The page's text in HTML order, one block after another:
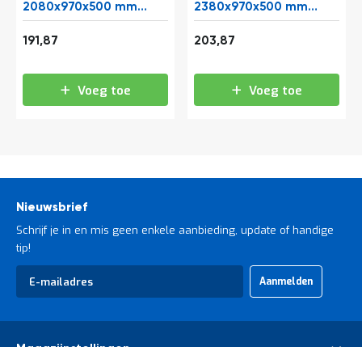
2080x970x500 mm
(hxbxd) 5 niveaus
beginsectie
Vanaf
191,87
Voeg toe
2380x970x500 mm
(hxbxd) 5 niveaus
beginsectie
Vanaf
203,87
Voeg toe
Nieuwsbrief
Schrijf je in en mis geen enkele aanbieding, update of handige
tip!
Abonneer
op
Aanmelden